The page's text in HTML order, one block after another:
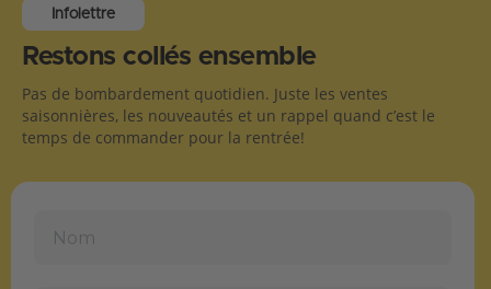
Infolettre
Restons collés ensemble
Pas de bombardement quotidien. Juste les ventes
saisonnières, les nouveautés et un rappel quand c’est le
temps de commander pour la rentrée!